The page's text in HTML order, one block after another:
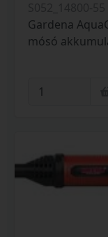
Gardena
mósó